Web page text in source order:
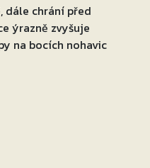
dále chrání před
ýrazně zvyšuje
na bocích nohavic
dále chrání před
výrazně zvyšuje